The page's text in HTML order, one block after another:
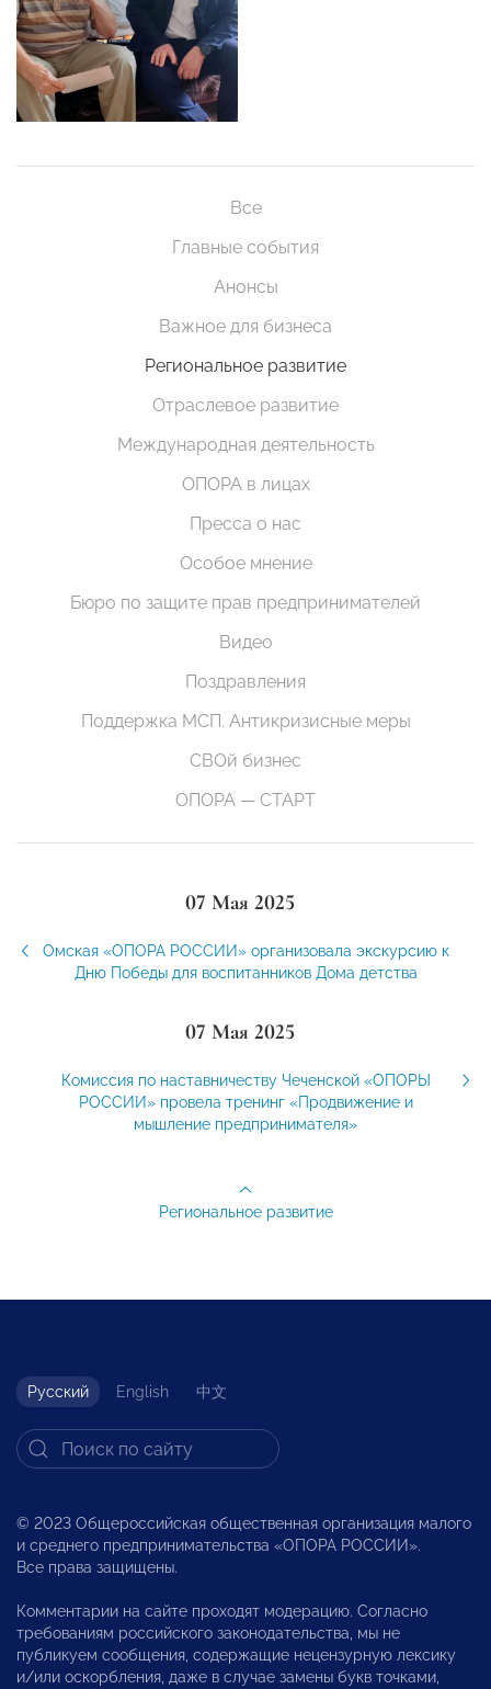
Все
Главные события
Анонсы
Важное для бизнеса
Региональное развитие
Отраслевое развитие
Международная деятельность
ОПОРА в лицах
Пресса о нас
Особое мнение
Бюро по защите прав предпринимателей
Видео
Поздравления
Поддержка МСП. Антикризисные меры
СВОй бизнес
ОПОРА — СТАРТ
07 Мая 2025
Омская «ОПОРА РОССИИ» организовала экскурсию к
Дню Победы для воспитанников Дома детства
07 Мая 2025
Комиссия по наставничеству Чеченской «ОПОРЫ
РОССИИ» провела тренинг «Продвижение и
мышление предпринимателя»
Региональное развитие
Русский English 中文
© 2023 Общероссийская общественная организация малого
и среднего предпринимательства «ОПОРА РОССИИ».
Все права защищены.
Комментарии на сайте проходят модерацию. Согласно
требованиям российского законодательства, мы не
публикуем сообщения, содержащие нецензурную лексику
и/или оскорбления, даже в случае замены букв точками,